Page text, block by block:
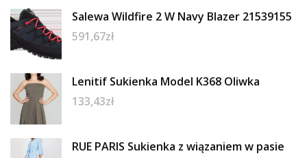
Salewa Wildfire 2 W Navy Blazer 21539155
591,67zł
Lenitif Sukienka Model K368 Oliwka
133,43zł
RUE PARIS Sukienka z wiązaniem w pasie